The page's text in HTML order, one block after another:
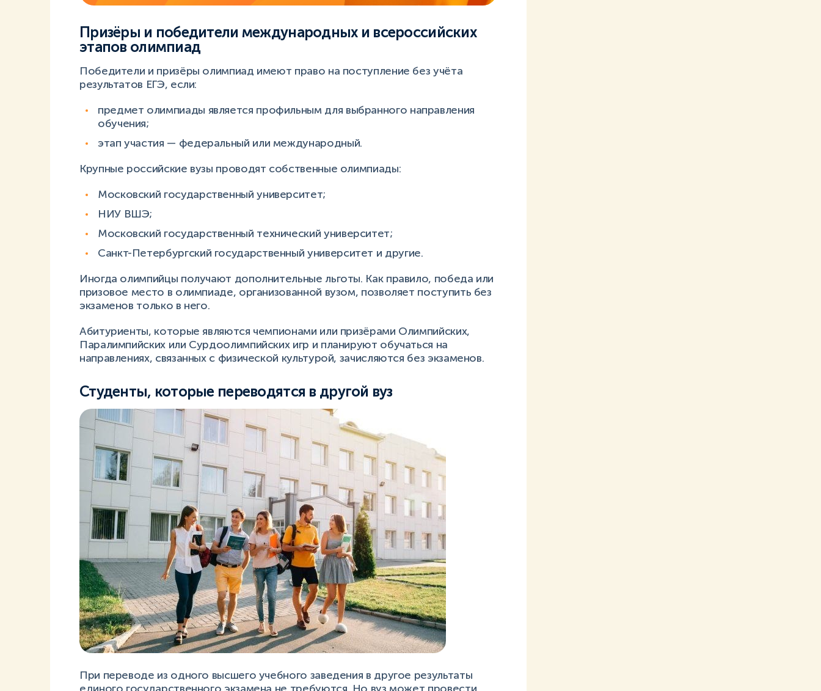
Призёры и победители международных и всероссийских
этапов олимпиад
Победители и призёры олимпиад имеют право на поступление без учёта
результатов ЕГЭ, если:
предмет олимпиады является профильным для выбранного направления
обучения;
этап участия — федеральный или международный.
Крупные российские вузы проводят собственные олимпиады:
Московский государственный университет;
НИУ ВШЭ;
Московский государственный технический университет;
Санкт-Петербургский государственный университет и другие.
Иногда олимпийцы получают дополнительные льготы. Как правило, победа или
призовое место в олимпиаде, организованной вузом, позволяет поступить без
экзаменов только в него.
Абитуриенты, которые являются чемпионами или призёрами Олимпийских,
Паралимпийских или Сурдоолимпийских игр и планируют обучаться на
направлениях, связанных с физической культурой, зачисляются без экзаменов.
Студенты, которые переводятся в другой вуз
При переводе из одного высшего учебного заведения в другое результаты
единого государственного экзамена не требуются. Но вуз может провести